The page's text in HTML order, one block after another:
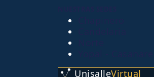
UnisalleVirtual